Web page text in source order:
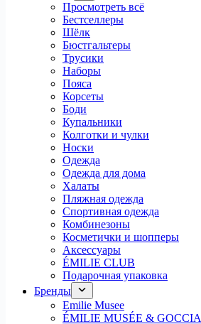
Просмотреть всё
Бестселлеры
Шёлк
Бюстгальтеры
Трусики
Наборы
Пояса
Корсеты
Боди
Купальники
Колготки и чулки
Носки
Одежда
Одежда для дома
Халаты
Пляжная одежда
Спортивная одежда
Комбинезоны
Косметички и шопперы
Аксессуары
ÉMILIE CLUB
Подарочная упаковка
Бренды
Emilie Musee
ÉMILIE MUSÉE & GOCCIA